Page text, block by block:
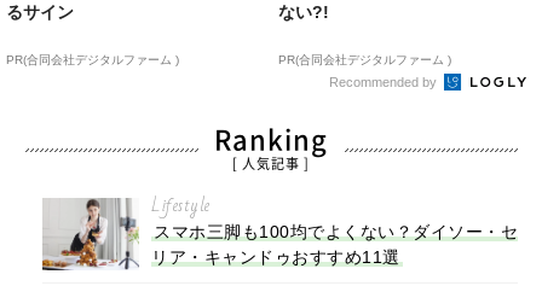
るサイン
PR(合同会社デジタルファーム )
ない?!
PR(合同会社デジタルファーム )
Recommended by
Ranking
[ 人気記事 ]
Lifestyle
スマホ三脚も100均でよくない？ダイソー・セ
リア・キャンドゥおすすめ11選